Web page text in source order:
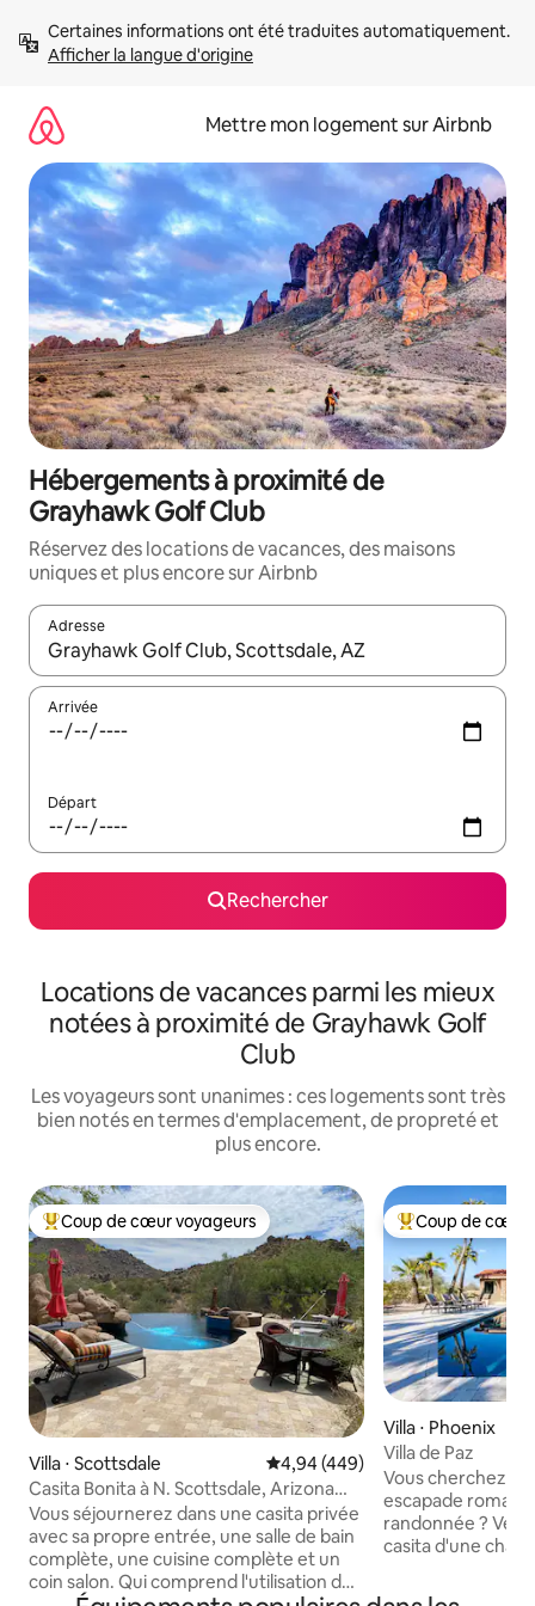
directement
Afficher la langue d'origine
Mettre mon logement sur Airbnb
Hébergements à proximité de
Grayhawk Golf Club
Réservez des locations de vacances, des maisons
uniques et plus encore sur Airbnb
Adresse
Lorsque les résultats s'affichent, utilisez les flèches vers le
Arrivée
Départ
Rechercher
Locations de vacances parmi les mieux
notées à proximité de Grayhawk Golf
Club
Les voyageurs sont unanimes : ces logements sont très
bien notés en termes d'emplacement, de propreté et
plus encore.
Coups de cœur voyageurs les plus appréciés
Coup de cœur voyageurs
Villa ⋅ Scottsdale Évaluation moyenne sur la
4,94 (449)
Casita Bonita à N. Scottsdale, Arizona
par Troon & Golf
Vous séjournerez dans une casita privée
avec sa propre entrée, une salle de bain
complète, une cuisine complète et un
coin salon. Qui comprend l'utilisation de
Coups de cœur
Coup de cœur
Villa ⋅ Phoenix
Villa de Paz
Vous cherchez
escapade
randonnée ? Venez à la Villa de Paz, une
casita d'une
cœur du centre de